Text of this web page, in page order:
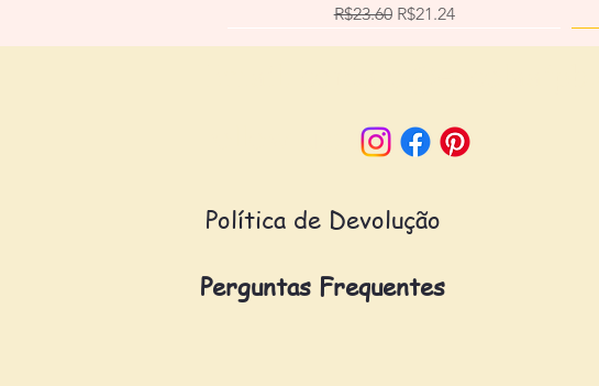
Regular Price
R$23.60 Sale Price
R$21.24
Política de Devolução
Perguntas Frequentes